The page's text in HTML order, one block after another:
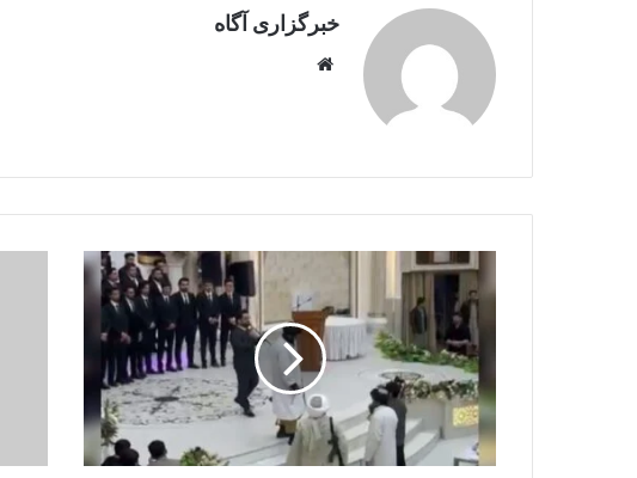
خبرگزاری آگاه
طالبان
به
جشن
فراغت
دانشجویان
طب
در
هرات
یورش
کرده‌اند